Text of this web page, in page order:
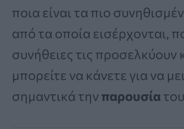
ποια είναι τα πιο
από τα οποία εισέρχονται,
συνήθειες τις προσελκύουν
μπορείτε να κάνετε για να
σημαντικά την παρουσία